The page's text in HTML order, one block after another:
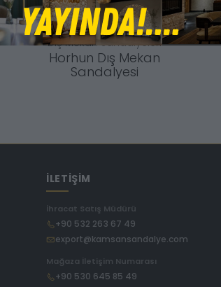
Dış Mekan Sandalyeleri
Horhun Dış Mekan
Sandalyesi
İLETİŞİM
İhracat Satış Müdürü
+90 532 263 67 49
export@kamsansandalye.com
Mağaza İletişim Numarası
+90 530 645 85 49